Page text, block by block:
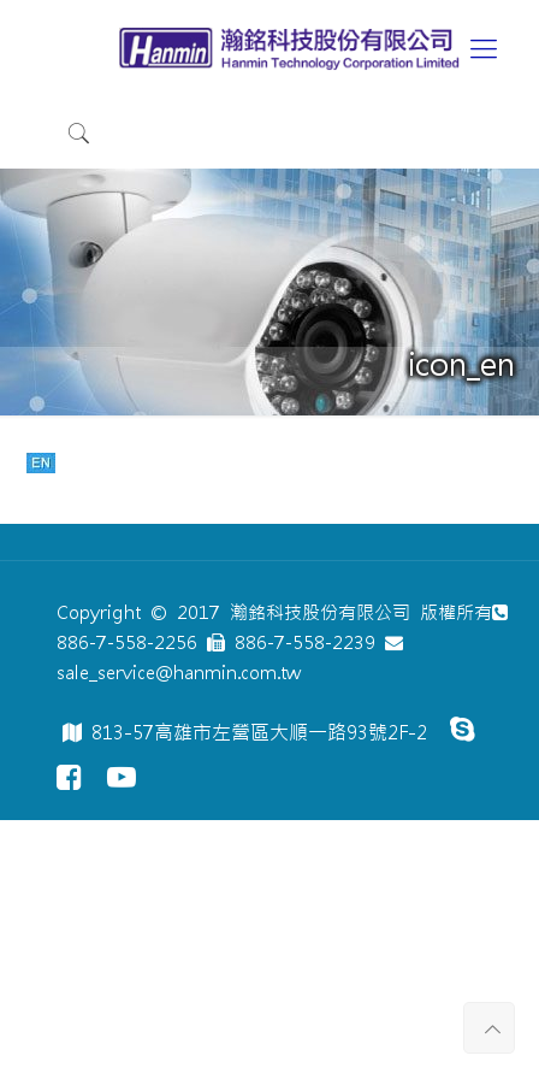
icon_en
Copyright © 2017 瀚銘科技股份有限公司 版權所有
886-7-558-2256
886-7-558-2239
sale_service@hanmin.com.tw
813-57高雄市左營區大順一路93號2F-2